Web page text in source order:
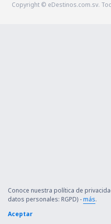
Copyright © eDestinos.com.sv.
Conoce nuestra política de
datos personales: RGPD) -más.
Aceptar